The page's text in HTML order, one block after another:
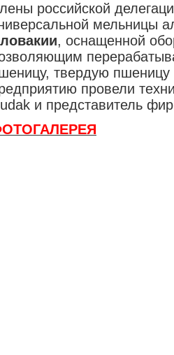
российской
мельницы
, оснащенной
твердую
провели
и представитель